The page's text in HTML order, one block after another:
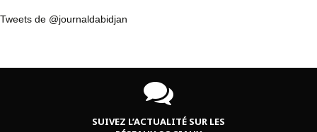
Tweets de @journaldabidjan
SUIVEZ L’ACTUALITÉ SUR LES